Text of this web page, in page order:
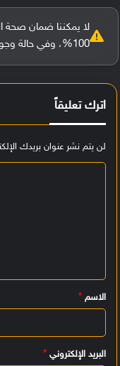
لا يمكننا ضمان صحة
100%، وفي حالة وجود خطأ يُرجى
اترك تعليقاً
لن يتم نشر عنوان بريدك
ي
ق
الاسم *
البريد الإلكتروني *